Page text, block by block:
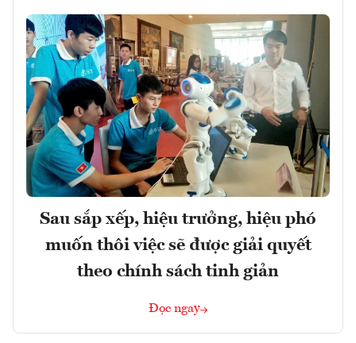
Sau sắp xếp, hiệu trưởng, hiệu phó
muốn thôi việc sẽ được giải quyết
theo chính sách tinh giản
Đọc ngay